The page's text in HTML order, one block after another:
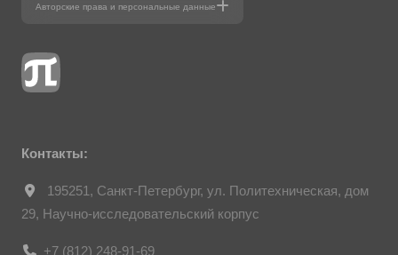
Авторские права и персональные данные
Фотографии размещены с согласия
о персональных данных. Согласно ст. 152.1
все фотоматериалы являются объектами
Контакты:
195251, Санкт-Петербург, ул. Политехническая, дом
29, Научно-исследовательский корпус
+7 (812) 248-91-69